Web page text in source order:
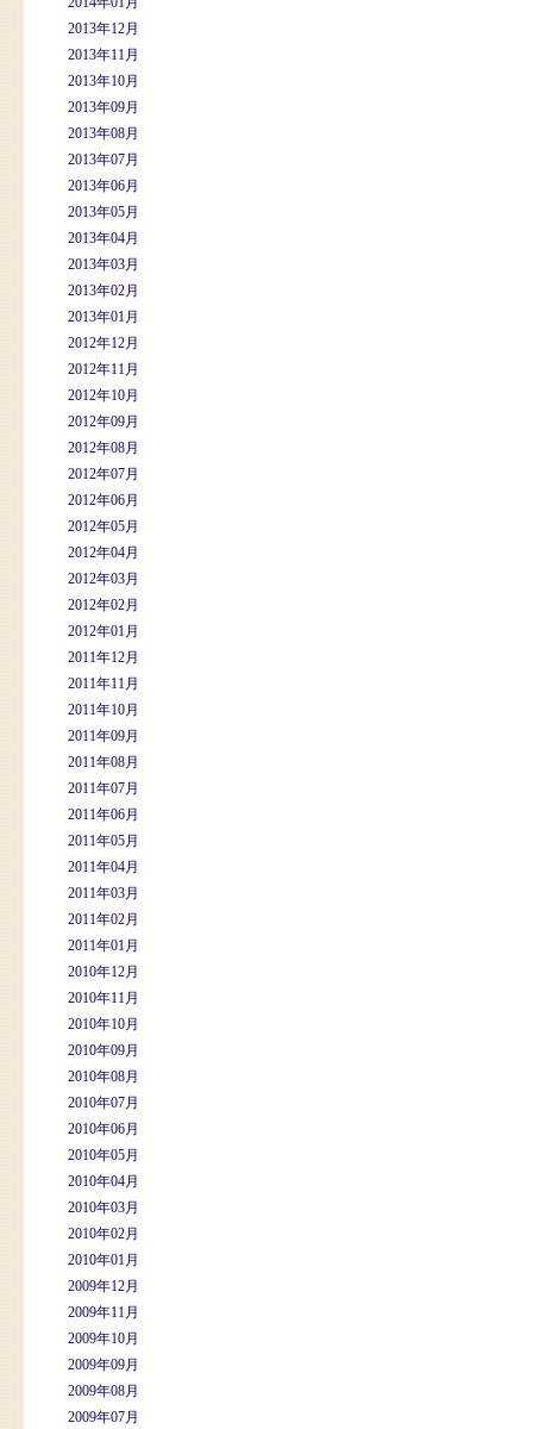
2013年12月
2013年11月
2013年10月
2013年09月
2013年08月
2013年07月
2013年06月
2013年05月
2013年04月
2013年03月
2013年02月
2013年01月
2012年12月
2012年11月
2012年10月
2012年09月
2012年08月
2012年07月
2012年06月
2012年05月
2012年04月
2012年03月
2012年02月
2012年01月
2011年12月
2011年11月
2011年10月
2011年09月
2011年08月
2011年07月
2011年06月
2011年05月
2011年04月
2011年03月
2011年02月
2011年01月
2010年12月
2010年11月
2010年10月
2010年09月
2010年08月
2010年07月
2010年06月
2010年05月
2010年04月
2010年03月
2010年02月
2010年01月
2009年12月
2009年11月
2009年10月
2009年09月
2009年08月
2009年07月